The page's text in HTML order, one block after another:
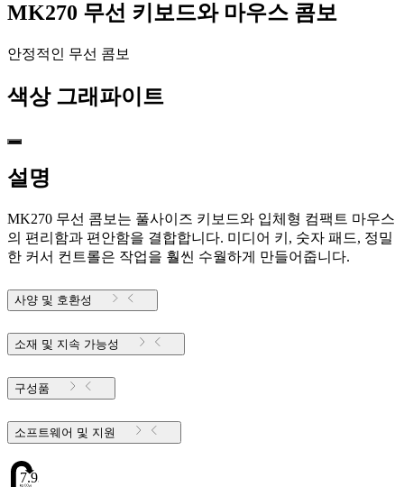
MK270 무선 키보드와 마우스 콤보
안정적인 무선 콤보
색상 그래파이트
설명
MK270 무선 콤보는 풀사이즈 키보드와 입체형 컴팩트 마우스
의 편리함과 편안함을 결합합니다. 미디어 키, 숫자 패드, 정밀
한 커서 컨트롤은 작업을 훨씬 수월하게 만들어줍니다.
사양 및 호환성
소재 및 지속 가능성
구성품
소프트웨어 및 지원
7.93